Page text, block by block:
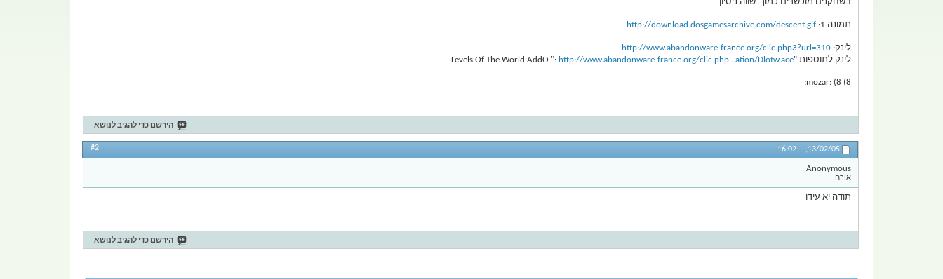
תמונה 1: http://download.dosgamesarchive.com/descent.gif
לינק: http://www.abandonware-france.org/clic.php3?url=310
לינק לתוספות "Levels Of The World AddO ":http://www.abandonware-france.org/clic.php...ation/Dlotw.ace
8) 8) :mozar:
הירשם כדי להגיב לנושא
13/02/05,
16:02
#2
Anonymous
אורח
תודה יא עידו
הירשם כדי להגיב לנושא